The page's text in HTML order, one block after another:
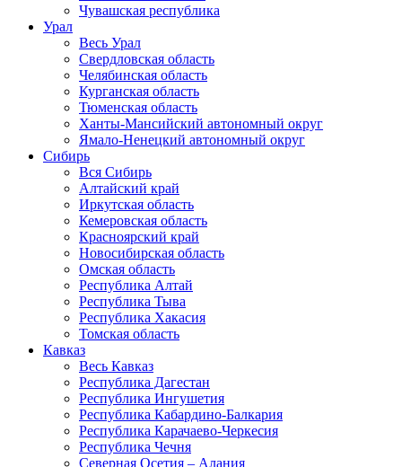
Чувашская республика
Урал
Весь Урал
Свердловская область
Челябинская область
Курганская область
Тюменская область
Ханты-Мансийский автономный округ
Ямало-Ненецкий автономный округ
Сибирь
Вся Сибирь
Алтайский край
Иркутская область
Кемеровская область
Красноярский край
Новосибирская область
Омская область
Республика Алтай
Республика Тыва
Республика Хакасия
Томская область
Кавказ
Весь Кавказ
Республика Дагестан
Республика Ингушетия
Республика Кабардино-Балкария
Республика Карачаево-Черкесия
Республика Чечня
Северная Осетия – Алания